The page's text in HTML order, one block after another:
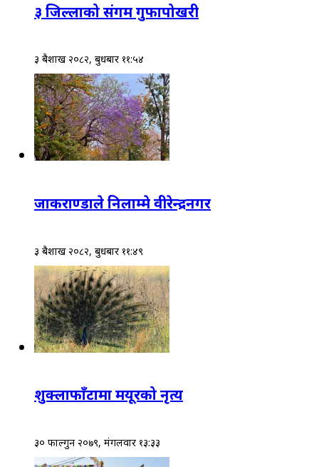
३ जिल्लाको संगम गुफापोखरी
३ बैशाख २०८२, बुधबार ११:५४
जाकराण्डाले निलाम्मे वीरेन्द्रनगर
३ बैशाख २०८२, बुधबार ११:४९
शुक्लाफाँटामा मयूरको नृत्य
३० फाल्गुन २०७९, मंगलवार १३:३३